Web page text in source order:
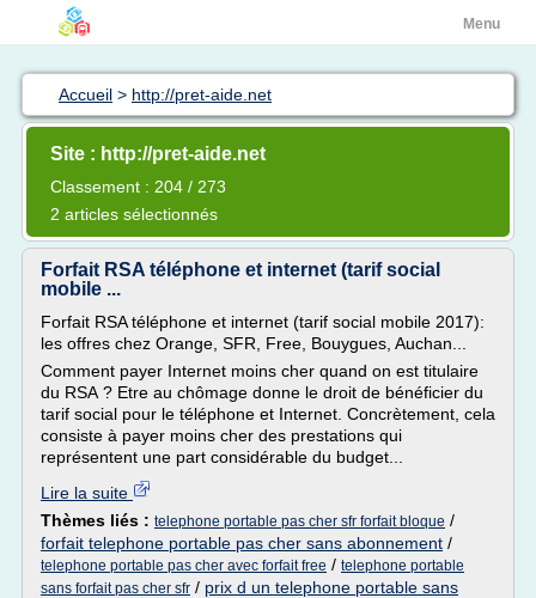
Menu
Accueil > http://pret-aide.net
Site : http://pret-aide.net
Classement : 204 / 273
2 articles sélectionnés
Forfait RSA téléphone et internet (tarif social
mobile ...
Forfait RSA téléphone et internet (tarif social mobile 2017):
les offres chez Orange, SFR, Free, Bouygues, Auchan...
Comment payer Internet moins cher quand on est titulaire
du RSA ? Etre au chômage donne le droit de bénéficier du
tarif social pour le téléphone et Internet. Concrètement, cela
consiste à payer moins cher des prestations qui
représentent une part considérable du budget...
Lire la suite
Thèmes liés : telephone portable pas cher sfr forfait bloque /
forfait telephone portable pas cher sans abonnement /
telephone portable pas cher avec forfait free / telephone portable
sans forfait pas cher sfr / prix d un telephone portable sans